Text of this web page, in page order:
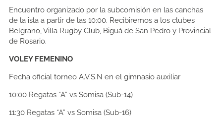
Encuentro organizado por la subcomisión en las canchas
de la isla a partir de las 10:00. Recibiremos a los clubes
Belgrano, Villa Rugby Club, Biguá de San Pedro y Provincial
de Rosario.
VOLEY FEMENINO
Fecha oficial torneo A.V.S.N en el gimnasio auxiliar
10:00 Regatas “A” vs Somisa (Sub-14)
11:30 Regatas “A” vs Somisa (Sub-16)